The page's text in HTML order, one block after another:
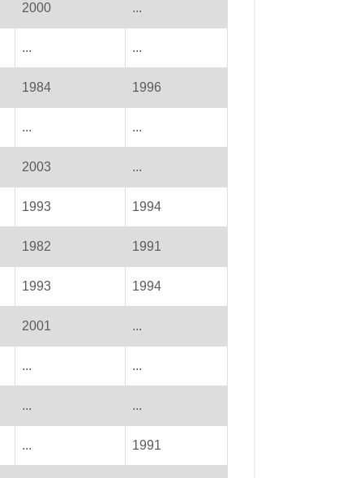
2000 ...
... ...
1984 1996
... ...
2003 ...
1993 1994
1982 1991
1993 1994
2001 ...
... ...
... ...
... 1991